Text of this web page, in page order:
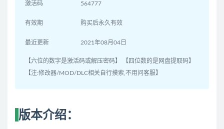
激活码 564777
有效期 购买后永久有效
最近更新 2021年08月04日
【六位的数字是激活码或解压密码】 【四位数的是网盘提取码】
【注:修改器/MOD/DLC相关自行摸索,不用问客服】
版本介绍：